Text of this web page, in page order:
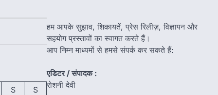
S
S
हम आपके सुझाव, शिकायतें, प्रेस रिलीज़, विज्ञापन और
सहयोग प्रस्तावों का स्वागत करते हैं।
आप निम्न माध्यमों से हमसे संपर्क कर सकते हैं:
एडिटर / संपादक :
रोशनी देवी